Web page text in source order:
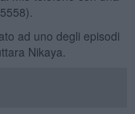
ad uno degli episodi
Nikaya.